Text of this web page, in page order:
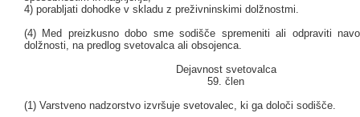
4) porabljati dohodke v skladu z preživninskimi dolžnostmi.
(4) Med preizkusno dobo sme sodišče spremeniti ali odpraviti
dolžnosti, na predlog svetovalca ali obsojenca.
Dejavnost svetovalca
59. člen
(1) Varstveno nadzorstvo izvršuje svetovalec, ki ga določi sodišče.